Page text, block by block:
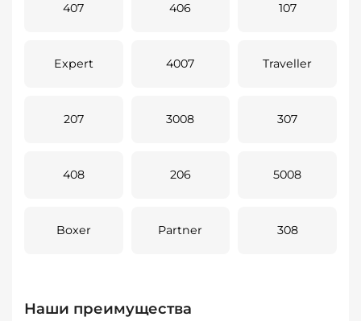
407 406 107
Expert 4007 Traveller
207 3008 307
408 206 5008
Boxer Partner 308
Наши преимущества